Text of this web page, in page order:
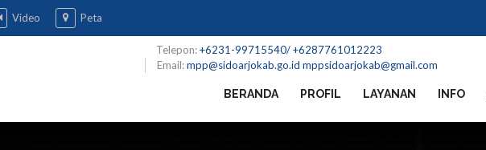
Video Peta
Telepon:+6231-99715540/ +6287761012223
Email:mpp@sidoarjokab.go.id mppsidoarjokab@gmail.com
BERANDA PROFIL LAYANAN INFO